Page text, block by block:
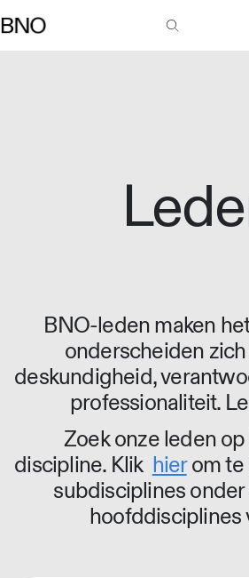
BNO-leden maken
onderscheiden
deskundigheid,
professionaliteit.
Zoek onze leden
discipline. Klik hierom te
subdisciplines
hoofddisciplines